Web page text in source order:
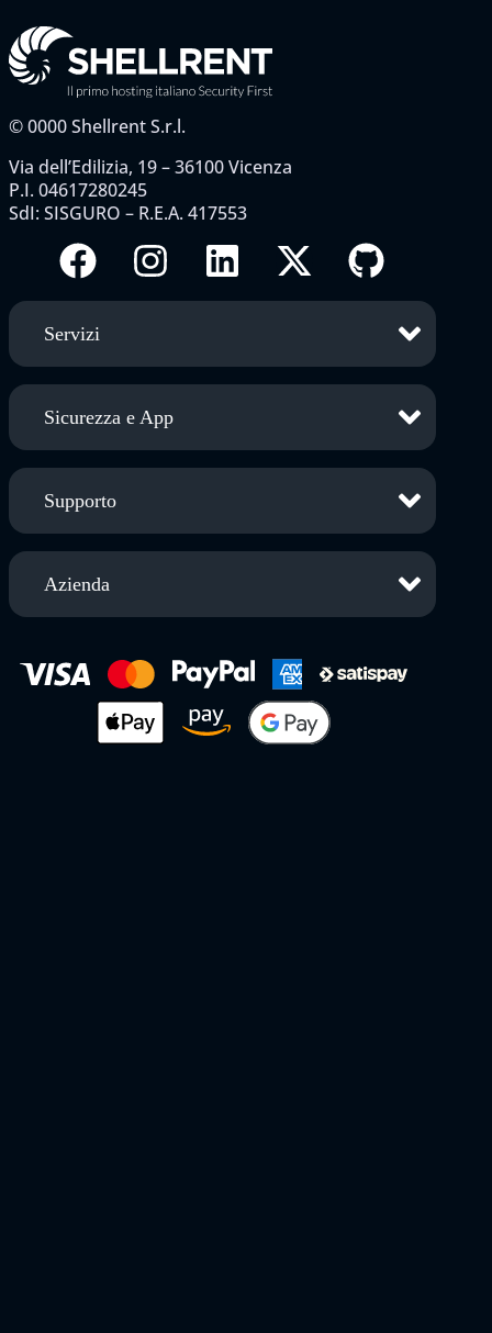
©0000Shellrent S.r.l.
Via dell’Edilizia, 19 – 36100 Vicenza
P.I. 04617280245
SdI: SISGURO – R.E.A. 417553
Servizi
Sicurezza e App
Supporto
Azienda